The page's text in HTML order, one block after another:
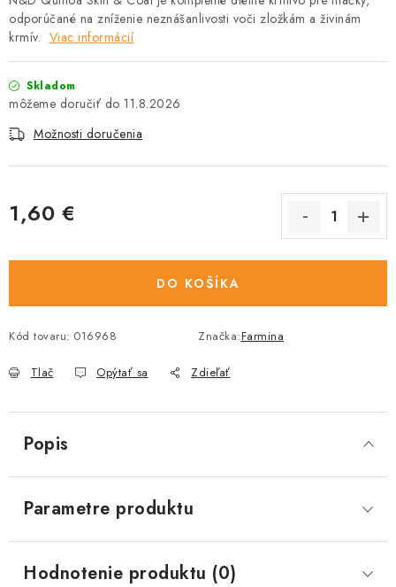
CHOVATEĽSKÉ POTREBY
odporúčané na zníženie neznášanlivosti voči zložkám a živinám
krmív. Viac informácií
Skladom
11.8.2026
Možnosti doručenia
1,60 €
DO KOŠÍKA
Kód tovaru: 016968 Značka:Farmina
Tlač Opýtať sa Zdieľať
Popis
Parametre produktu
Hodnotenie produktu (0)